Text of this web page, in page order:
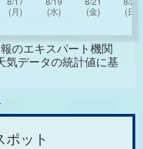
のエキスパート機関
気データの統計値に基
ポット